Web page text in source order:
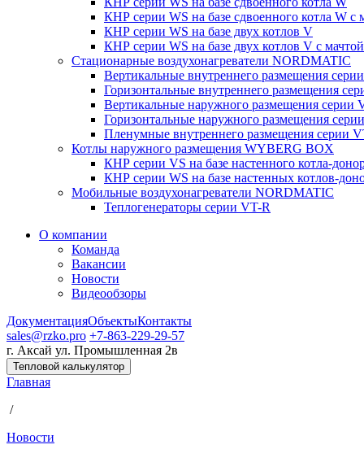
КНР серии WS на базе сдвоенного котла W с
КНР серии WS на базе двух котлов V
КНР серии WS на базе двух котлов V с мачтой
Стационарные воздухонагреватели NORDMATIC
Вертикальные внутреннего размещения
Горизонтальные внутреннего размещения
Вертикальные наружного размещения серии
Горизонтальные наружного размещения
Пленумные внутреннего размещения серии
Котлы наружного размещения WYBERG BOX
КНР серии VS на базе настенного котла-
КНР серии WS на базе настенных котлов-
Мобильные воздухонагреватели NORDMATIC
Теплогенераторы серии VT-R
О компании
Команда
Вакансии
Новости
Видеообзоры
ДокументацияОбъектыКонтакты
sales@rzko.pro +7-863-229-29-57
г. Аксай ул. Промышленная 2в
Тепловой калькулятор
Главная
/
Новости